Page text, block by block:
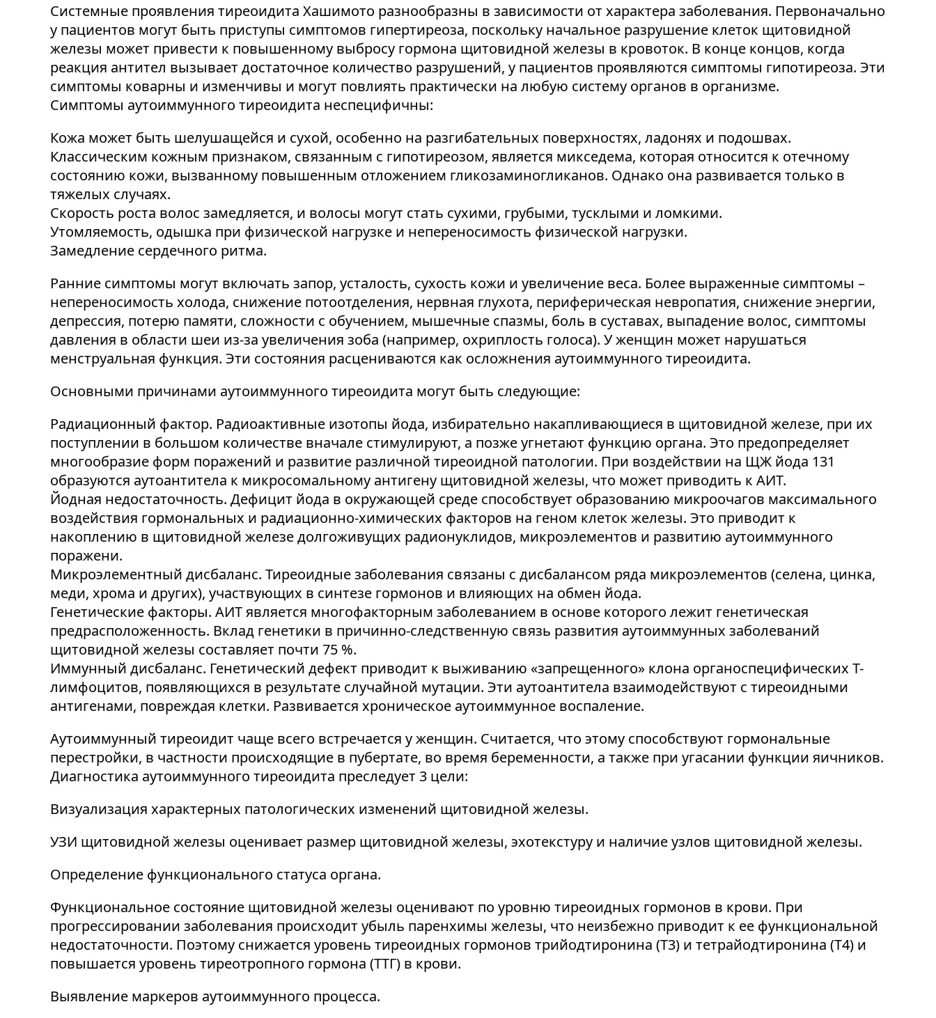
Системные проявления тиреоидита Хашимото разнообразны в зависимости от характера заболевания. Первоначально
у пациентов могут быть приступы симптомов гипертиреоза, поскольку начальное разрушение клеток щитовидной
железы может привести к повышенному выбросу гормона щитовидной железы в кровоток. В конце концов, когда
реакция антител вызывает достаточное количество разрушений, у пациентов проявляются симптомы гипотиреоза. Эти
симптомы коварны и изменчивы и могут повлиять практически на любую систему органов в организме.
Симптомы аутоиммунного тиреоидита неспецифичны:
Кожа может быть шелушащейся и сухой, особенно на разгибательных поверхностях, ладонях и подошвах.
Классическим кожным признаком, связанным с гипотиреозом, является микседема, которая относится к отечному
состоянию кожи, вызванному повышенным отложением гликозаминогликанов. Однако она развивается только в
тяжелых случаях.
Скорость роста волос замедляется, и волосы могут стать сухими, грубыми, тусклыми и ломкими.
Утомляемость, одышка при физической нагрузке и непереносимость физической нагрузки.
Замедление сердечного ритма.
Ранние симптомы могут включать запор, усталость, сухость кожи и увеличение веса. Более выраженные симптомы –
непереносимость холода, снижение потоотделения, нервная глухота, периферическая невропатия, снижение энергии,
депрессия, потерю памяти, сложности с обучением, мышечные спазмы, боль в суставах, выпадение волос, симптомы
давления в области шеи из-за увеличения зоба (например, охриплость голоса). У женщин может нарушаться
менструальная функция. Эти состояния расцениваются как осложнения аутоиммунного тиреоидита.
Основными причинами аутоиммунного тиреоидита могут быть следующие:
Радиационный фактор. Радиоактивные изотопы йода, избирательно накапливающиеся в щитовидной железе, при их
поступлении в большом количестве вначале стимулируют, а позже угнетают функцию органа. Это предопределяет
многообразие форм поражений и развитие различной тиреоидной патологии. При воздействии на ЩЖ йода 131
образуются аутоантитела к микросомальному антигену щитовидной железы, что может приводить к АИТ.
Йодная недостаточность. Дефицит йода в окружающей среде способствует образованию микроочагов максимального
воздействия гормональных и радиационно-химических факторов на геном клеток железы. Это приводит к
накоплению в щитовидной железе долгоживущих радионуклидов, микроэлементов и развитию аутоиммунного
поражени.
Микроэлементный дисбаланс. Тиреоидные заболевания связаны с дисбалансом ряда микроэлементов (селена, цинка,
меди, хрома и других), участвующих в синтезе гормонов и влияющих на обмен йода.
Генетические факторы. АИТ является многофакторным заболеванием в основе которого лежит генетическая
предрасположенность. Вклад генетики в причинно-следственную связь развития аутоиммунных заболеваний
щитовидной железы составляет почти 75 %.
Иммунный дисбаланс. Генетический дефект приводит к выживанию «запрещенного» клона органоспецифических Т-
лимфоцитов, появляющихся в результате случайной мутации. Эти аутоантитела взаимодействуют с тиреоидными
антигенами, повреждая клетки. Развивается хроническое аутоиммунное воспаление.
Аутоиммунный тиреоидит чаще всего встречается у женщин. Считается, что этому способствуют гормональные
перестройки, в частности происходящие в пубертате, во время беременности, а также при угасании функции яичников.
Диагностика аутоиммунного тиреоидита преследует 3 цели:
Визуализация характерных патологических изменений щитовидной железы.
УЗИ щитовидной железы оценивает размер щитовидной железы, эхотекстуру и наличие узлов щитовидной железы.
Определение функционального статуса органа.
Функциональное состояние щитовидной железы оценивают по уровню тиреоидных гормонов в крови. При
прогрессировании заболевания происходит убыль паренхимы железы, что неизбежно приводит к ее функциональной
недостаточности. Поэтому снижается уровень тиреоидных гормонов трийодтиронина (Т3) и тетрайодтиронина (Т4) и
повышается уровень тиреотропного гормона (ТТГ) в крови.
Выявление маркеров аутоиммунного процесса.